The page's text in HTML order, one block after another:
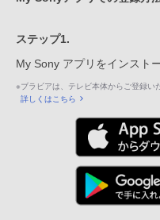
ステップ1.
My Sony アプリをインスト
※ブラビアは、テレビ本体からご登録い
詳しくはこちら